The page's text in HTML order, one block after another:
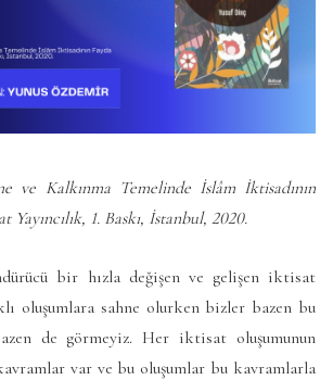
ve Kalkınma Temelinde İslâm İktisadının
Yayıncılık, 1. Baskı, İstanbul, 2020.
bir hızla değişen ve gelişen iktisat
oluşumlara sahne olurken bizler bazen bu
de görmeyiz. Her iktisat oluşumunun
var ve bu oluşumlar bu kavramlarla